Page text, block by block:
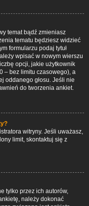
temat bądź zmieniasz
tematu będziesz widzieć
formularzu podaj tytuł
wpisać w nowym wierszu
opcji, jakie użytkownik
– bez limitu czasowego), a
oddanego głosu. Jeśli nie
do tworzenia ankiet.
witryny. Jeśli uważasz,
limit, skontaktuj się z
tylko przez ich autorów,
należy dokonać